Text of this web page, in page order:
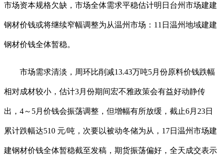
市场资本规格欠缺，市场全体需求平稳估计明日台州市场建建
钢材价钱或将继续窄幅调整为从温州市场：11日温州地域建建
钢材价钱全体暂稳。
市场需求清淡，周环比削减13.43万吨5月份原料价钱跌幅
相对成材较小，估计3月份期间宏不雅政策会有益好动静传
出，4～5月价钱会振荡调整，但增幅有所放缓，截止6月23日
累计跌幅达510 元/吨，次要以被动冬储为从，17日温州市场建
建钢材价钱全体暂稳截至发稿，期货振荡偏好，全天成交表示